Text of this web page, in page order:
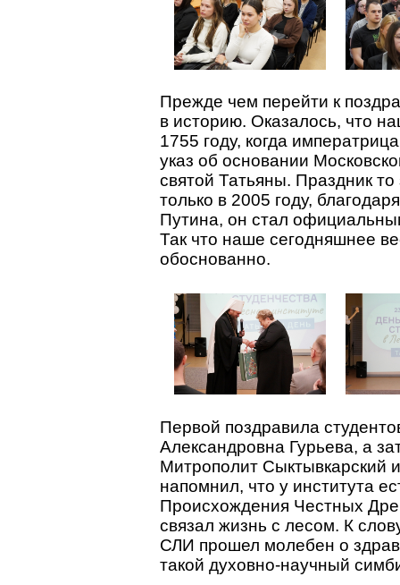
Прежде чем перейти к
в историю. Оказалось, что
1755 году, когда
указ об основании
святой Татьяны. Праздник
только в 2005 году,
Путина, он стал
Так что наше сегодняшнее
обоснованно.
Первой поздравила
Александровна Гурьева, а
Митрополит Сыктывкарский
напомнил, что у института
Происхождения Честных
связал жизнь с лесом. К
СЛИ прошел молебен о
такой духовно-научный